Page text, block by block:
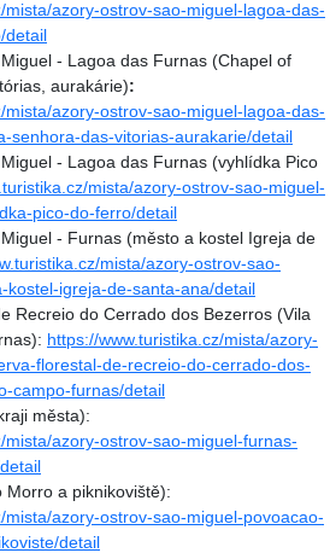
mista/azory-ostrov-sao-miguel-lagoa-das-
detail
- Lagoa das Furnas (Chapel of
aurakárie):
mista/azory-ostrov-sao-miguel-lagoa-das-
senhora-das-vitorias-aurakarie/detail
- Lagoa das Furnas (vyhlídka Pico
mista/azory-ostrov-sao-miguel-
pico-do-ferro/detail
- Furnas (město a kostel Igreja de
mista/azory-ostrov-sao-
kostel-igreja-de-santa-ana/detail
Recreio do Cerrado dos Bezerros (Vila
https://www.turistika.cz/mista/azory-
florestal-de-recreio-do-cerrado-dos-
campo-furnas/detail
města):
mista/azory-ostrov-sao-miguel-furnas-
Morro a piknikoviště):
mista/azory-ostrov-sao-miguel-povoacao-
detail